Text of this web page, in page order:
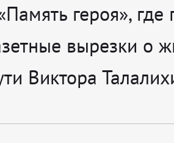
героя», где
вырезки о
Виктора